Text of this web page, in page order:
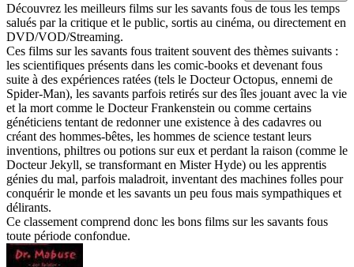
Découvrez les meilleurs films sur les savants fous de tous les temps
salués par la critique et le public, sortis au cinéma, ou directement en
DVD/VOD/Streaming.
Ces films sur les savants fous traitent souvent des thèmes suivants :
les scientifiques présents dans les comic-books et devenant fous
suite à des expériences ratées (tels le Docteur Octopus, ennemi de
Spider-Man), les savants parfois retirés sur des îles jouant avec la vie
et la mort comme le Docteur Frankenstein ou comme certains
généticiens tentant de redonner une existence à des cadavres ou
créant des hommes-bêtes, les hommes de science testant leurs
inventions, philtres ou potions sur eux et perdant la raison (comme le
Docteur Jekyll, se transformant en Mister Hyde) ou les apprentis
génies du mal, parfois maladroit, inventant des machines folles pour
conquérir le monde et les savants un peu fous mais sympathiques et
délirants.
Ce classement comprend donc les bons films sur les savants fous
toute période confondue.